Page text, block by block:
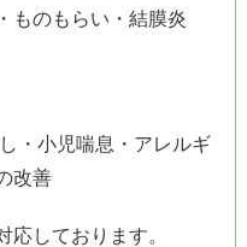
ものもらい・結膜炎
・小児喘息・アレルギ
改善
応しております。